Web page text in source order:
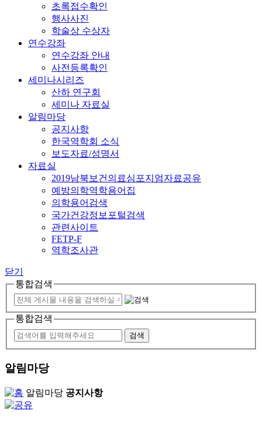
초록접수확인
행사사진
학술상 수상자
연수강좌
연수강좌 안내
사전등록확인
세미나시리즈
산하 연구회
세미나 자료실
알림마당
공지사항
한국역학회 소식
보도자료/성명서
자료실
2019남북보건의료심포지엄자료공유
예방의학역학용어집
의학용어검색
국가건강정보포털검색
관련사이트
FETP-F
역학조사관
닫기
통합검색
통합검색
알림마당
알림마당 공지사항